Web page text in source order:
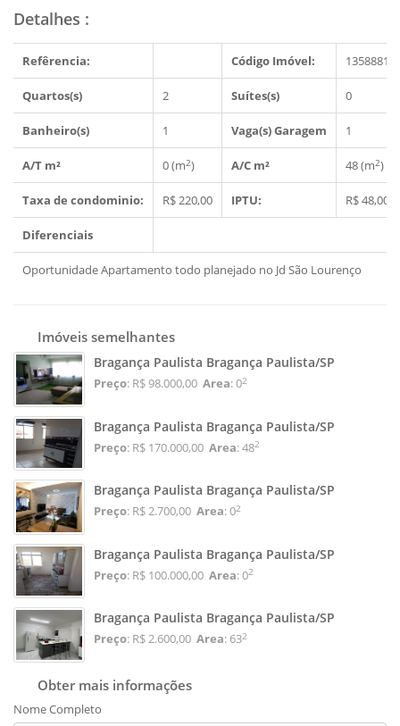
Detalhes :
Refêrencia: Código Imóvel: 1358881
Quartos(s) 2 Suítes(s) 0
Banheiro(s) 1 Vaga(s) Garagem 1
A/T m² 0 (m2) A/C m² 48 (m2)
Taxa de condominio: R$ 220,00 IPTU: R$ 48,00
Diferenciais
Oportunidade Apartamento todo planejado no Jd São Lourenço
Imóveis semelhantes
Bragança Paulista Bragança Paulista/SP
Preço: R$ 98.000,00 Area: 02
Bragança Paulista Bragança Paulista/SP
Preço: R$ 170.000,00 Area: 482
Bragança Paulista Bragança Paulista/SP
Preço: R$ 2.700,00 Area: 02
Bragança Paulista Bragança Paulista/SP
Preço: R$ 100.000,00 Area: 02
Bragança Paulista Bragança Paulista/SP
Preço: R$ 2.600,00 Area: 632
Obter mais informações
Nome Completo